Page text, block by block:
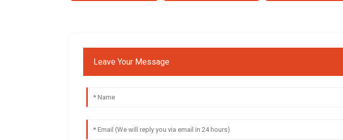
Leave Your Message